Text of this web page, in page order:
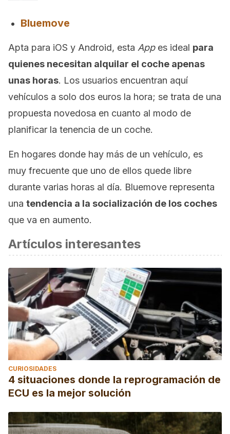
Bluemove
Apta para iOS y Android, esta Appes ideal para
quienes necesitan alquilar el coche apenas
unas horas. Los usuarios encuentran aquí
vehículos a solo dos euros la hora; se trata de una
propuesta novedosa en cuanto al modo de
planificar la tenencia de un coche.
En hogares donde hay más de un vehículo, es
muy frecuente que uno de ellos quede libre
durante varias horas al día. Bluemove representa
una tendencia a la socialización de los coches
que va en aumento.
Artículos interesantes
CURIOSIDADES
4 situaciones donde la reprogramación de
ECU es la mejor solución